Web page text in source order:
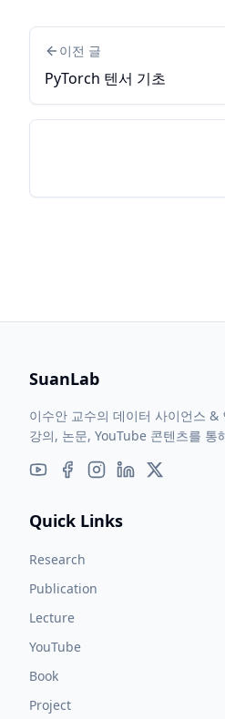
이전 글
PyTorch 텐서 기초
SuanLab
이수안 교수의 데이터 사이언스 &
강의, 논문, YouTube 콘텐츠를 통
Quick Links
Research
Publication
Lecture
YouTube
Book
Project